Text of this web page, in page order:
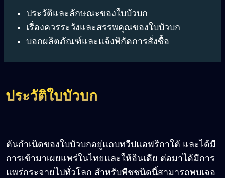
ประวัติและลักษณะของใบบัวบก
เรื่องควรระวังและสรรพคุณของใบบัวบก
บอกผลิตภัณฑ์และแจ้งพิกัดการสั่งซื้อ
ประวัติใบบัวบก
ต้นกำเนิดของใบบัวบกอยู่แถบทวีปแอฟริกาใต้ และได้มี
การเข้ามาเผยแพร่ในไทยและให้อินเดีย ต่อมาได้มีการ
แพร่กระจายไปทั่วโลก สำหรับพืชชนิดนี้สามารถพบเจอ